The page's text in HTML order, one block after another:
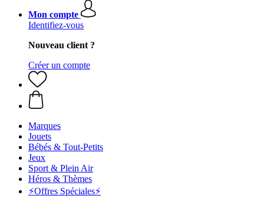
Mon compte
Identifiez-vous
Nouveau client ?
Créer un compte
Marques
Jouets
Bébés & Tout-Petits
Jeux
Sport & Plein Air
Héros & Thèmes
⚡️Offres Spéciales⚡️